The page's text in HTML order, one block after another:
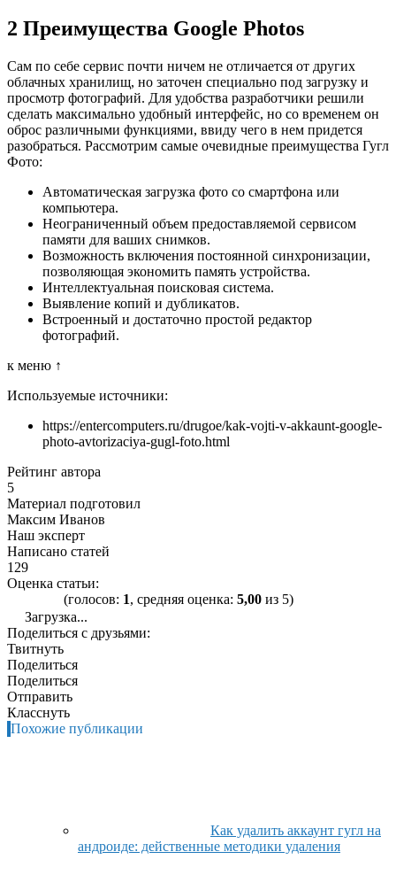
2 Преимущества Google Photos
Сам по себе сервис почти ничем не отличается от других
облачных хранилищ, но заточен специально под загрузку и
просмотр фотографий. Для удобства разработчики решили
сделать максимально удобный интерфейс, но со временем он
оброс различными функциями, ввиду чего в нем придется
разобраться. Рассмотрим самые очевидные преимущества Гугл
Фото:
Автоматическая загрузка фото со смартфона или
компьютера.
Неограниченный объем предоставляемой сервисом
памяти для ваших снимков.
Возможность включения постоянной синхронизации,
позволяющая экономить память устройства.
Интеллектуальная поисковая система.
Выявление копий и дубликатов.
Встроенный и достаточно простой редактор
фотографий.
к меню ↑
Используемые источники:
https://entercomputers.ru/drugoe/kak-vojti-v-akkaunt-google-
photo-avtorizaciya-gugl-foto.html
Рейтинг автора
5
Материал подготовил
Максим Иванов
Наш эксперт
Написано статей
129
Оценка статьи:
(голосов: 1, средняя оценка: 5,00 из 5)
Загрузка...
Поделиться с друзьями:
Твитнуть
Поделиться
Поделиться
Отправить
Класснуть
Похожие публикации
Как удалить аккаунт гугл на
андроиде: действенные методики удаления